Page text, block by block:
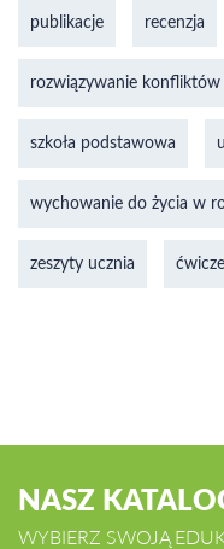
publikacje recenzja
rozwiązywanie konfliktów
szkoła podstawowa
wychowanie do życia w
zeszyty ucznia
NASZ
WYBIERZ SWOJĄ